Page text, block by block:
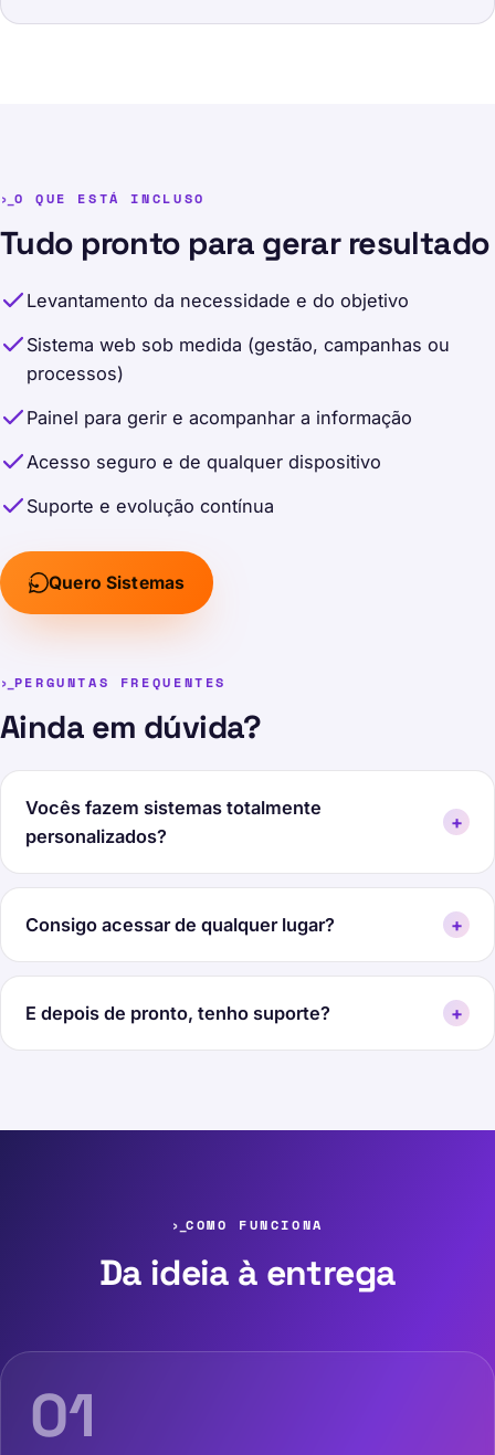
O QUE ESTÁ INCLUSO
Tudo pronto para gerar resultado
Levantamento da necessidade e do objetivo
Sistema web sob medida (gestão, campanhas ou
processos)
Painel para gerir e acompanhar a informação
Acesso seguro e de qualquer dispositivo
Suporte e evolução contínua
Quero Sistemas
PERGUNTAS FREQUENTES
Ainda em dúvida?
Vocês fazem sistemas totalmente
personalizados?
+
Consigo acessar de qualquer lugar? +
E depois de pronto, tenho suporte? +
COMO FUNCIONA
Da ideia à entrega
01